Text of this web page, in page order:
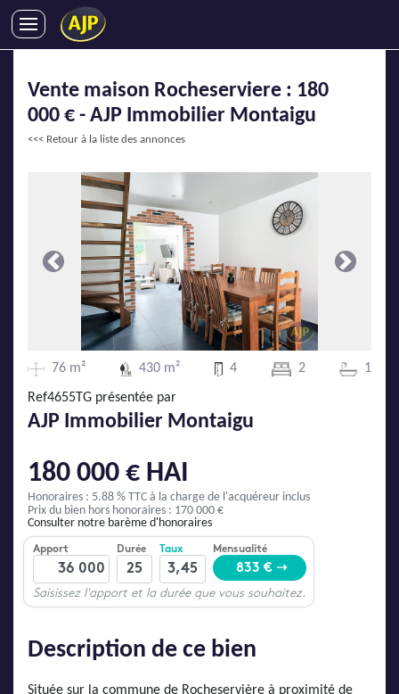
VENTES
LOCATIONS
GESTION LOCATIVE
IMMOBILIER NEUF
LOCATIONS DE VACANCES
ENTREPRISES
DEVENIR FRANCHISÉ
AJP Recrute
AJP Actualités
Service Qualité Clients
Vente maison Rocheserviere : 180
000 € - AJP Immobilier Montaigu
<<< Retour à la liste des annonces
Précédente Suivante
76 m² 430 m² 4 2 1
Ref4655TG présentée par
AJP Immobilier Montaigu
180 000 € HAI
Honoraires : 5.88 % TTC à la charge de l'acquéreur inclus
Prix du bien hors honoraires : 170 000 €
Consulter notre barème d'honoraires
Description de ce bien
Située sur la commune de Rocheservière à proximité de